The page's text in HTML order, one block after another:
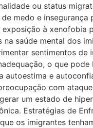
ou status
medo e insegurança
exposição à xenofobia
na saúde mental dos
sentimentos de
o que pode
autoestima e
com
um estado de
Estratégias de
os imigrantes